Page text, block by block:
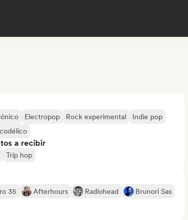
Electropop Rock experimental
Indie pop
a recibir
Trip hop
35 Afterhours Radiohead
Brunori Sas